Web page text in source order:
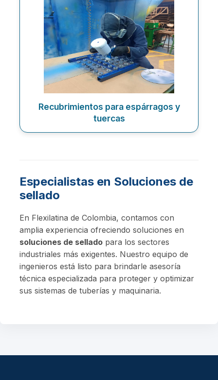
Recubrimientos para espárragos y
tuercas
Especialistas en Soluciones de
sellado
En Flexilatina de Colombia, contamos con
amplia experiencia ofreciendo soluciones en
soluciones de sellado para los sectores
industriales más exigentes. Nuestro equipo de
ingenieros está listo para brindarle asesoría
técnica especializada para proteger y optimizar
sus sistemas de tuberías y maquinaria.